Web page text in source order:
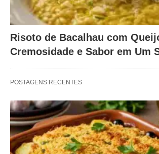
Risoto de Bacalhau com
Cremosidade e Sabor em Um
POSTAGENS RECENTES